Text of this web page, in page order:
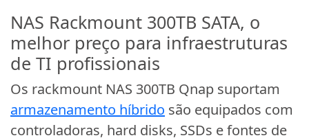
NAS Rackmount 300TB SATA, o
melhor preço para infraestruturas
de TI profissionais
Os rackmount NAS 300TB Qnap suportam
armazenamento híbrido são equipados com
controladoras, hard disks, SSDs e fontes de